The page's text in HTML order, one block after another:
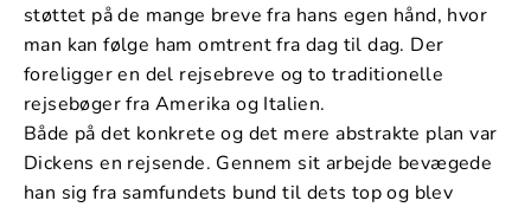
støttet på de mange breve fra hans egen hånd, hvor
man kan følge ham omtrent fra dag til dag. Der
foreligger en del rejsebreve og to traditionelle
rejsebøger fra Amerika og Italien.
Både på det konkrete og det mere abstrakte plan var
Dickens en rejsende. Gennem sit arbejde bevægede
han sig fra samfundets bund til dets top og blev